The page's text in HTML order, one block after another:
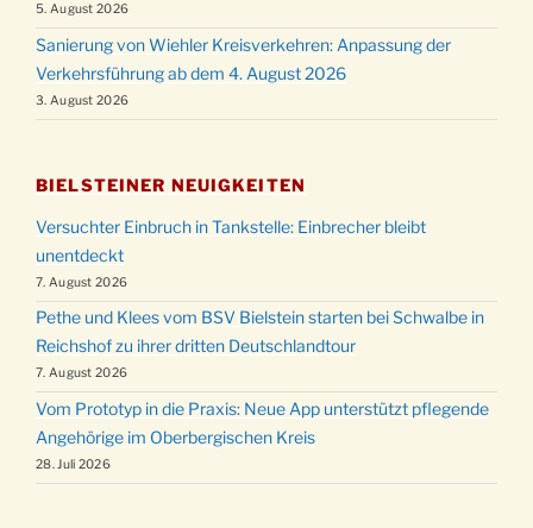
5. August 2026
Sanierung von Wiehler Kreisverkehren: Anpassung der
Verkehrsführung ab dem 4. August 2026
3. August 2026
BIELSTEINER NEUIGKEITEN
Versuchter Einbruch in Tankstelle: Einbrecher bleibt
unentdeckt
7. August 2026
Pethe und Klees vom BSV Bielstein starten bei Schwalbe in
Reichshof zu ihrer dritten Deutschlandtour
7. August 2026
Vom Prototyp in die Praxis: Neue App unterstützt pflegende
Angehörige im Oberbergischen Kreis
28. Juli 2026